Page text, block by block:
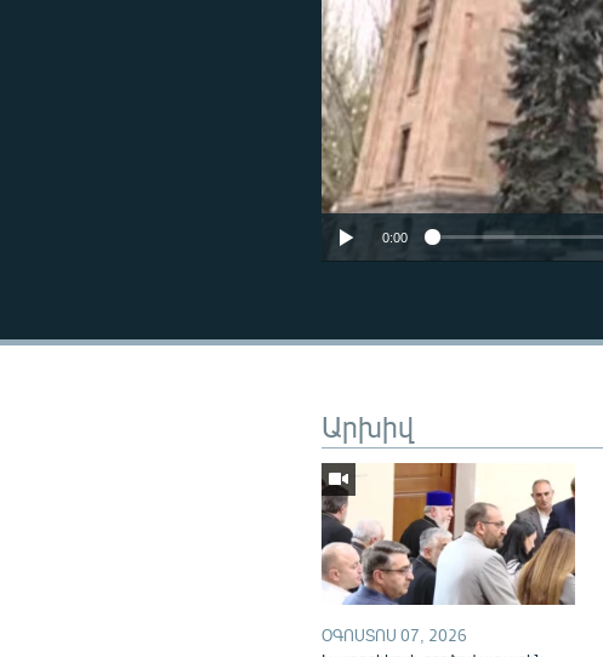
Auto
0:00
Արխիվ
ՕԳՈՍՏՈՍ 07, 2026